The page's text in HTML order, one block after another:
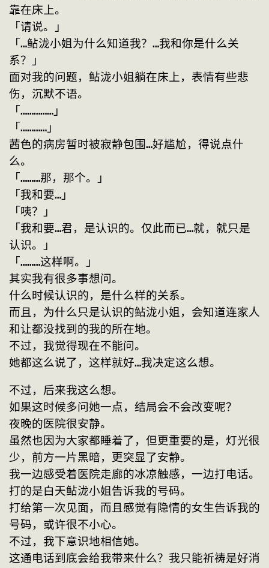
靠在床上。
「请说。」
「…鲇泷小姐为什么知道我？…我和你是什么关
系？」
面对我的问题，鲇泷小姐躺在床上，表情有些悲
伤，沉默不语。
「……………」
「…………」
茜色的病房暂时被寂静包围…好尴尬，得说点什
么。
「………那，那个。」
「我和要…」
「咦？」
「我和要…君，是认识的。仅此而已…就，就只是
认识。」
「………这样啊。」
其实我有很多事想问。
什么时候认识的，是什么样的关系。
而且，为什么只是认识的鲇泷小姐，会知道连家人
和让都没找到的我的所在地。
不过，我觉得现在不能问。
她都这么说了，这样就好…我决定这么想。
不过，后来我这么想。
如果这时候多问她一点，结局会不会改变呢？
夜晚的医院很安静。
虽然也因为大家都睡着了，但更重要的是，灯光很
少，前方一片黑暗，更突显了安静。
我一边感受着医院走廊的冰凉触感，一边打电话。
打的是白天鲇泷小姐告诉我的号码。
打给第一次见面，而且感觉有隐情的女生告诉我的
号码，或许很不小心。
不过，我下意识地相信她。
这通电话到底会给我带来什么？我只能祈祷是好消